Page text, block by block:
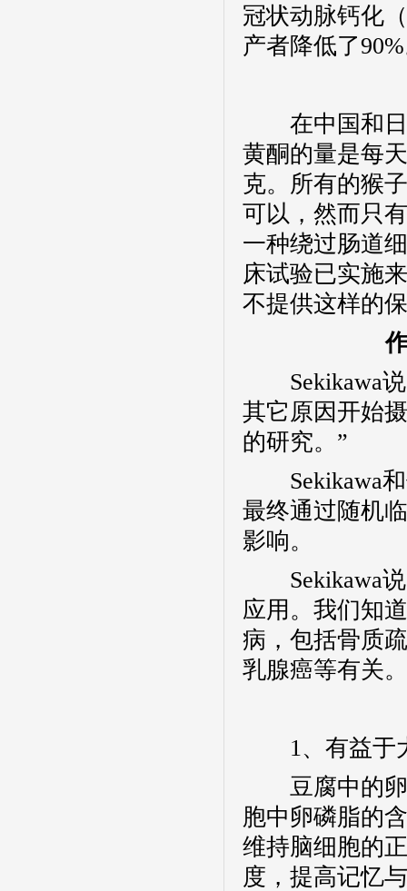
冠状动脉钙化
产者降低了90%
在中国和日
黄酮的量是每
克。所有的猴
可以，然而只有
一种绕过肠道
床试验已实施
不提供这样的
Sekikawa
其它原因开始
的研究。”
Sekikawa
最终通过随机
影响。
Sekikawa
应用。我们知
病，包括骨质
乳腺癌等有关
1、有益于
豆腐中的卵
胞中卵磷脂的
维持脑细胞的
度，提高记忆